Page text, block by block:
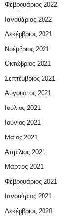
Φεβρουάριος 2022
Ιανουάριος 2022
Δεκέμβριος 2021
Νοέμβριος 2021
Οκτώβριος 2021
Σεπτέμβριος 2021
Αύγουστος 2021
Ιούλιος 2021
Ιούνιος 2021
Μάιος 2021
Απρίλιος 2021
Μάρτιος 2021
Φεβρουάριος 2021
Ιανουάριος 2021
Δεκέμβριος 2020